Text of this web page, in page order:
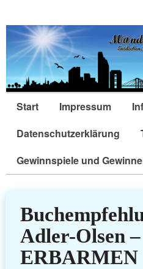
Start Impressum
Datenschutzerklärung
Gewinnspiele und
Adler-Olsen –
ERBARMEN